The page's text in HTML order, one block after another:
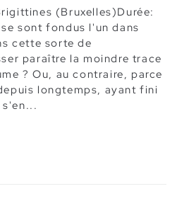
(Bruxelles)Durée:
sont fondus l'un dans
cette sorte de
paraître la moindre trace
? Ou, au contraire, parce
longtemps, ayant fini
s'en...